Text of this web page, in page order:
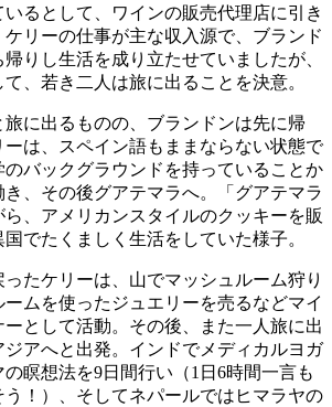
るとして、ワインの販売代理店に引き
リーの仕事が主な収入源で、ブランド
りし生活を成り立たせていましたが、
、若き二人は旅に出ることを決意。
に出るものの、ブランドンは先に帰
ーは、スペイン語もままならない状態で
バックグラウンドを持っていることか
、その後グアテマラへ。「グアテマラ
、アメリカンスタイルのクッキーを販
でたくましく生活をしていた様子。
たケリーは、山でマッシュルーム狩り
ムを使ったジュエリーを売るなどマイ
として活動。その後、また一人旅に出
アへと出発。インドでメディカルヨガ
瞑想法を9日間行い（1日6時間一言も
！）、そしてネパールではヒマラヤの